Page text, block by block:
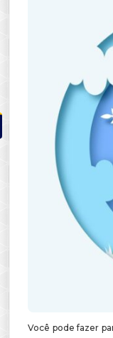
Você pode fazer